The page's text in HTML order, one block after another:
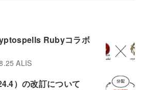
Rubyコラボ
ALIS
）の改訂について